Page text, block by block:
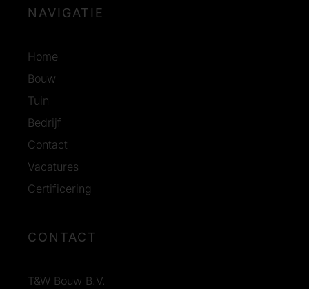
NAVIGATIE
Home
Bouw
Tuin
Bedrijf
Contact
Vacatures
Certificering
CONTACT
T&W Bouw B.V.